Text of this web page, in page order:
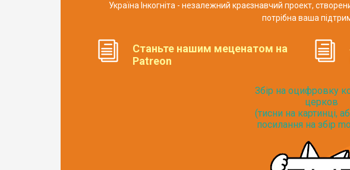
Україна Інкогніта - незалежний краєзнавчий проект,
потрібна ваша
Станьте нашим меценатом на
Patreon
Збір на оцифровку
церков
(тисни на картинці,
посилання на збір